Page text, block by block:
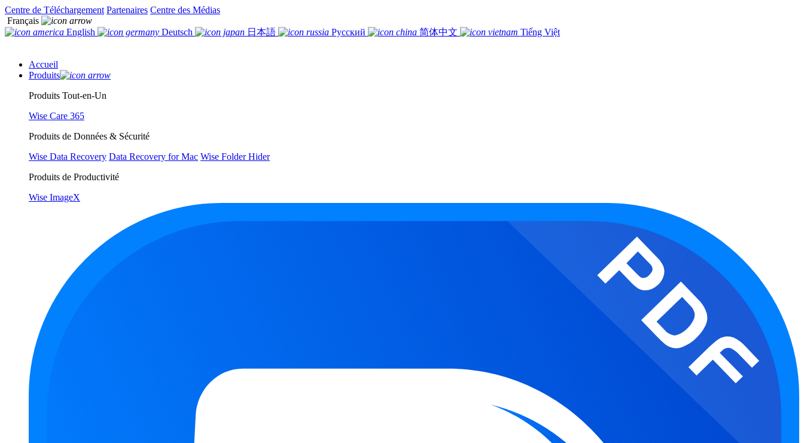
Centre de Téléchargement Partenaires Centre des Médias
Français
English
Deutsch 日本語 Русский 简体中文 Tiếng Việt
Accueil
Produits
Produits Tout-en-Un
Wise Care 365
Produits de Données & Sécurité
Wise Data Recovery Data Recovery for Mac Wise Folder Hider
Produits de Productivité
Wise ImageX